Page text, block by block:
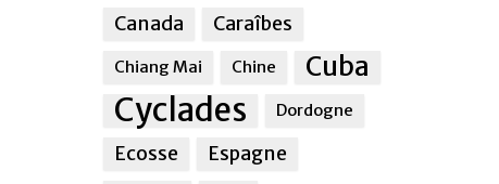
Canada
Caraîbes
Chiang Mai Chine Cuba
Cyclades Dordogne
Ecosse Espagne